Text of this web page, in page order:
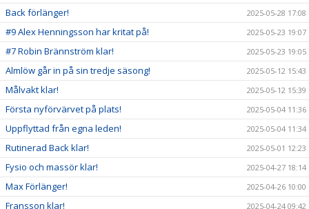
Back förlänger! 2025-05-28 17:08
#9 Alex Henningsson har kritat på! 2025-05-23 19:07
#7 Robin Brännström klar! 2025-05-23 19:05
Almlöw går in på sin tredje säsong! 2025-05-12 15:43
Målvakt klar! 2025-05-12 15:39
Första nyförvärvet på plats! 2025-05-04 11:36
Uppflyttad från egna leden! 2025-05-04 11:34
Rutinerad Back klar! 2025-05-01 12:23
Fysio och massör klar! 2025-04-27 18:14
Max Förlänger! 2025-04-26 10:00
Fransson klar! 2025-04-24 09:42